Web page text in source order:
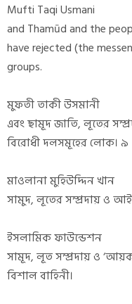
Mufti Taqi Usmani
and Thamūd and the
have rejected (the
groups.
মুফতী তাকী উসমানী
এবং ছামূদ জাতি, লূতের
বিরোধী দলসমূহের লোক। ৯
মাওলানা মুহিউদ্দিন খান
সামুদ, লূতের সম্প্রদায় ও
ইসলামিক ফাউন্ডেশন
সামূদ, লূত সম্প্রদায় ও
বিশাল বাহিনী।